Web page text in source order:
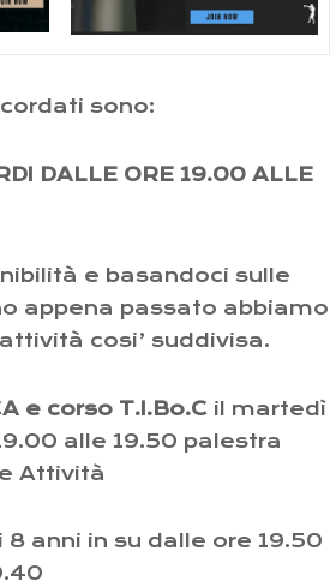
sono:
DALLE ORE 19.00 ALLE
e basandoci sulle
appena passato abbiamo
cosi’ suddivisa.
e corso T.I.Bo.C il martedì
alle 19.50 palestra
Attività
8 anni in su dalle ore 19.50